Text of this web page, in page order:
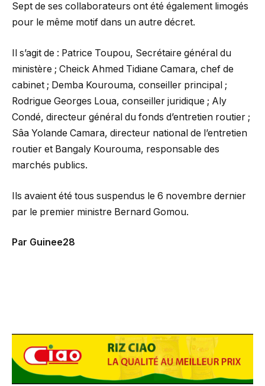
Sept de ses collaborateurs ont été également limogés
pour le même motif dans un autre décret.
Il s’agit de : Patrice Toupou, Secrétaire général du
ministère ; Cheick Ahmed Tidiane Camara, chef de
cabinet ; Demba Kourouma, conseiller principal ;
Rodrigue Georges Loua, conseiller juridique ; Aly
Condé, directeur général du fonds d’entretien routier ;
Sâa Yolande Camara, directeur national de l’entretien
routier et Bangaly Kourouma, responsable des
marchés publics.
Ils avaient été tous suspendus le 6 novembre dernier
par le premier ministre Bernard Gomou.
Par Guinee28